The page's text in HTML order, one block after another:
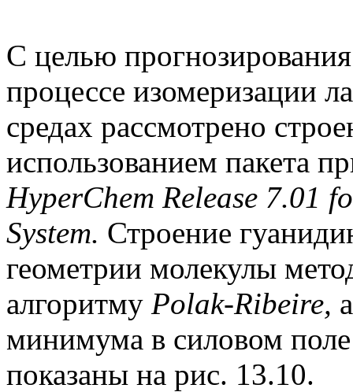
С целью
процессе изомеризации
средах рассмотрено
использованием пакета
HyperChem Release 7.01
System. Строение
геометрии молекулы
алгоритму Polak-Ribeire,
минимума в силовом
показаны на рис. 13.10.